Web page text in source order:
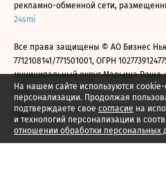
На нашем сайте используются
персонализации. Продолжая
подтверждаете свое согласие на
и технологий персонализации в
отношении обработки персональных
рекламно-обменной сети,
24smi
Все права защищены © АО Бизнес
7712108141/771501001, ОГРН
муниципальный округ Марьина Роща,
2026